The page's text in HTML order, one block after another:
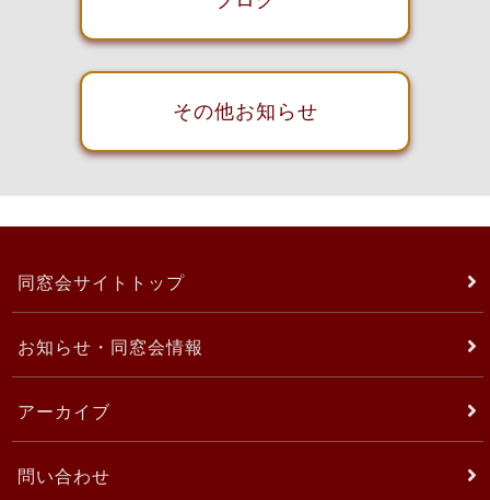
その他お知らせ
同窓会サイトトップ
お知らせ・同窓会情報
アーカイブ
問い合わせ